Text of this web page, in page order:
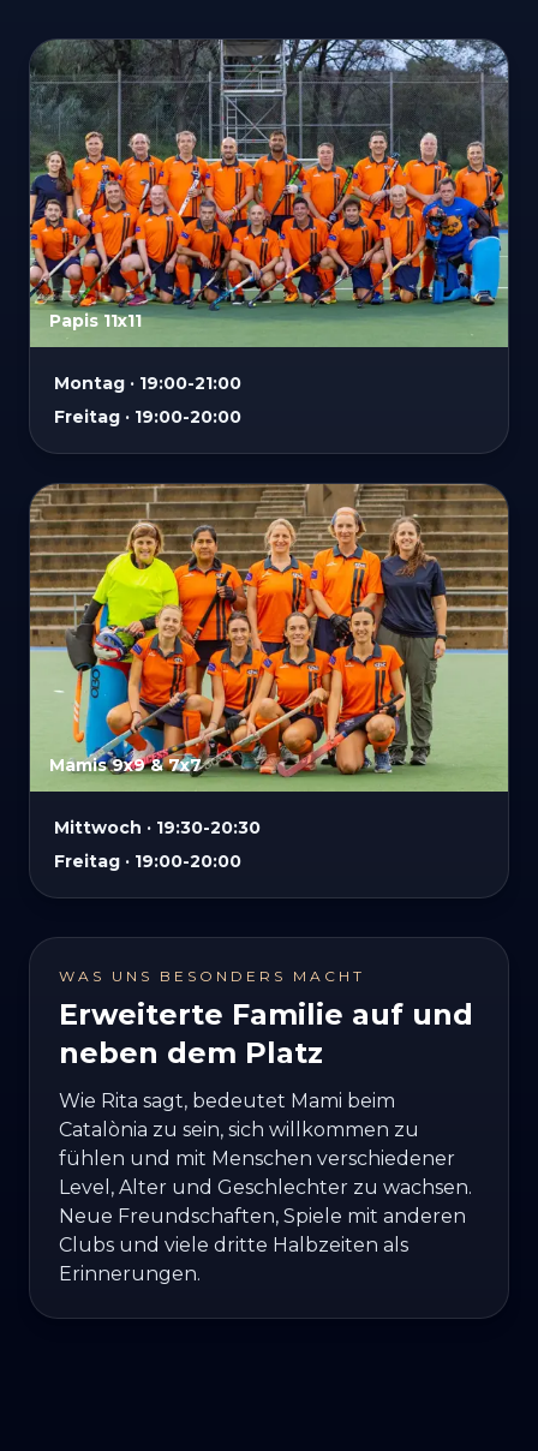
Papis 11x11
Montag · 19:00-21:00
Freitag · 19:00-20:00
Mamis 9x9 & 7x7
Mittwoch · 19:30-20:30
Freitag · 19:00-20:00
WAS UNS BESONDERS MACHT
Erweiterte Familie auf und
neben dem Platz
Wie Rita sagt, bedeutet Mami beim
Catalònia zu sein, sich willkommen zu
fühlen und mit Menschen verschiedener
Level, Alter und Geschlechter zu wachsen.
Neue Freundschaften, Spiele mit anderen
Clubs und viele dritte Halbzeiten als
Erinnerungen.